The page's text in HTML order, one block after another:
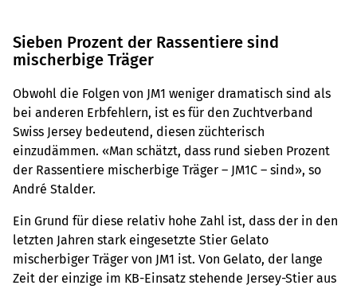
Sieben Prozent der Rassentiere sind
mischerbige Träger
Obwohl die Folgen von JM1 weniger dramatisch sind als
bei anderen Erbfehlern, ist es für den Zuchtverband
Swiss Jersey bedeutend, diesen züchterisch
einzudämmen. «Man schätzt, dass rund sieben Prozent
der Rassentiere mischerbige Träger – JM1C – sind», so
André Stalder.
Ein Grund für diese relativ hohe Zahl ist, dass der in den
letzten Jahren stark eingesetzte Stier Gelato
mischerbiger Träger von JM1 ist. Von Gelato, der lange
Zeit der einzige im KB-Einsatz stehende Jersey-Stier aus